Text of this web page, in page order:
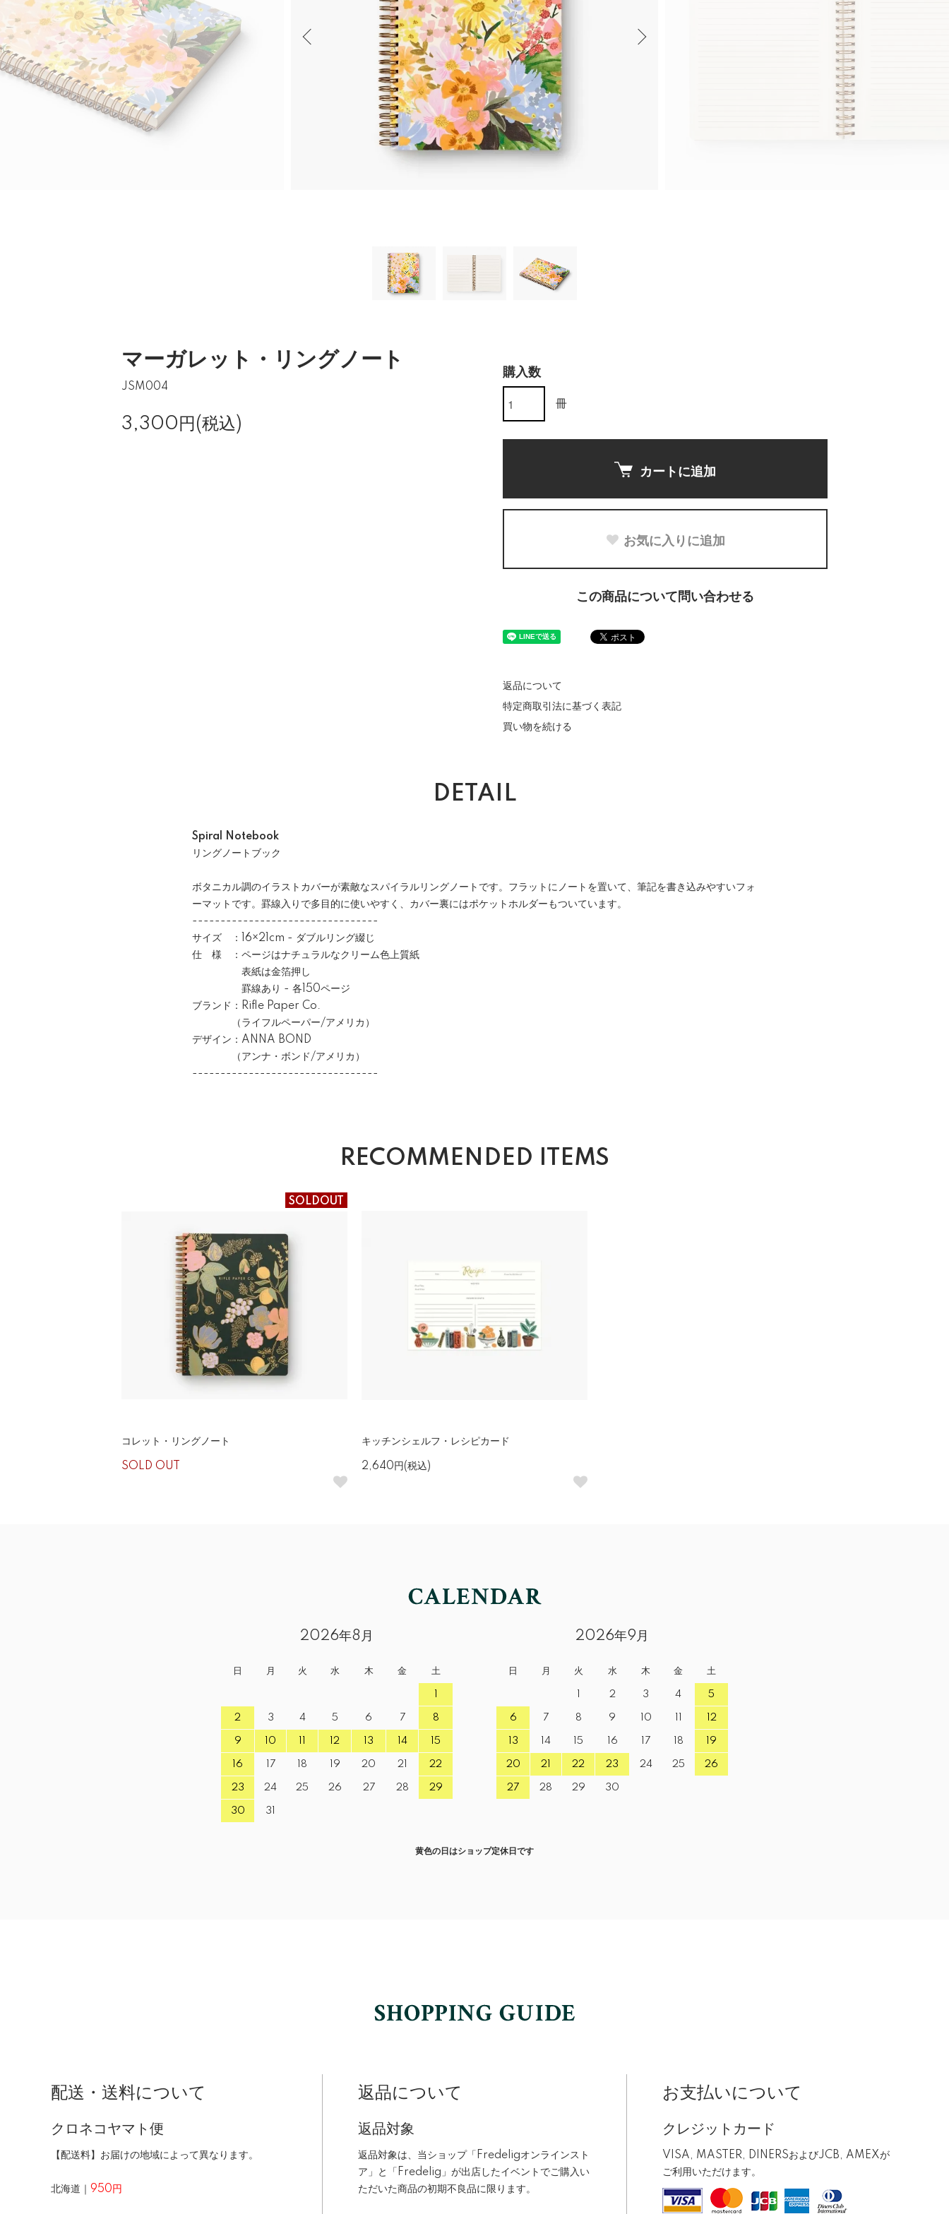
マーガレット・リングノート
JSM004
3,300円(税込)
購入数
冊
カートに追加
お気に入りに追加
この商品について問い合わせる
返品について
特定商取引法に基づく表記
買い物を続ける
DETAIL
Spiral Notebook
リングノートブック
ボタニカル調のイラストカバーが素敵なスパイラルリングノートです。フラットにノートを置いて、筆記を書き込みやすいフォ
ーマットです。罫線入りで多目的に使いやすく、カバー裏にはポケットホルダーもついています。
---------------------------------
サイズ ：16×21cm - ダブルリング綴じ
仕 様 ：ページはナチュラルなクリーム色上質紙
表紙は金箔押し
罫線あり - 各150ページ
ブランド：Rifle Paper Co.
（ライフルペーパー/アメリカ）
デザイン：ANNA BOND
（アンナ・ボンド/アメリカ）
---------------------------------
RECOMMENDED ITEMS
SOLDOUT
コレット・リングノート
SOLD OUT
キッチンシェルフ・レシピカード
2,640円(税込)
2026年8月
日 月 火 水 木 金 土
2 3 4 5 6 7 8
9 10 12 13 14 15
16 17 18 19 20 21 22
23 24 25 26 27 28 29
30 31
2026年9月
日 月 火 水 木 金 土
2 3 4 5
6 7 8 9 10 12
13 14 15 16 17 18 19
20 21 22 23 24 25 26
27 28 29 30
黄色の日はショップ定休日です
配送・送料について
クロネコヤマト便
【配送料】お届けの地域によって異なります。
北海道｜ 950円
返品について
返品対象
返品対象は、当ショップ「Fredeligオンラインスト
ア」と「Fredelig」が出店したイベントでご購入い
ただいた商品の初期不良品に限ります。
お支払いについて
クレジットカード
VISA, MASTER, DINERSおよびJCB, AMEXが
ご利用いただけます。